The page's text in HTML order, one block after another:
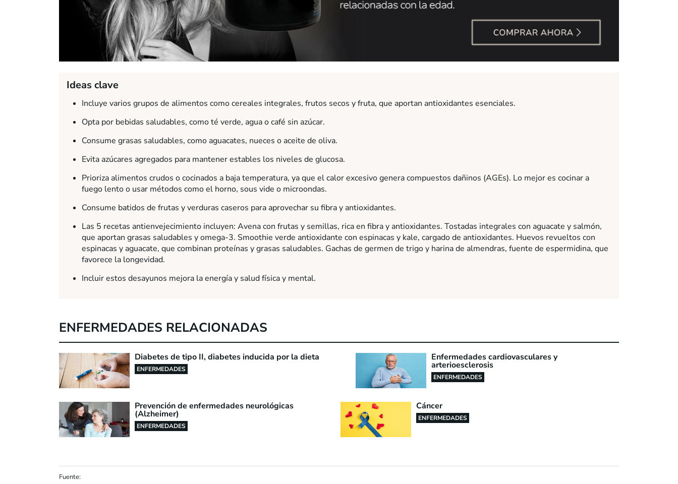
Ideas clave
Incluye varios grupos de alimentos como cereales integrales, frutos secos y fruta, que aportan antioxidantes esenciales.
Opta por bebidas saludables, como té verde, agua o café sin azúcar.
Consume grasas saludables, como aguacates, nueces o aceite de oliva.
Evita azúcares agregados para mantener estables los niveles de glucosa.
Prioriza alimentos crudos o cocinados a baja temperatura, ya que el calor excesivo genera compuestos dañinos (AGEs). Lo mejor es cocinar a
fuego lento o usar métodos como el horno, sous vide o microondas.
Consume batidos de frutas y verduras caseros para aprovechar su fibra y antioxidantes.
Las 5 recetas antienvejecimiento incluyen: Avena con frutas y semillas, rica en fibra y antioxidantes. Tostadas integrales con aguacate y salmón,
que aportan grasas saludables y omega-3. Smoothie verde antioxidante con espinacas y kale, cargado de antioxidantes. Huevos revueltos con
espinacas y aguacate, que combinan proteínas y grasas saludables. Gachas de germen de trigo y harina de almendras, fuente de espermidina, que
favorece la longevidad.
Incluir estos desayunos mejora la energía y salud física y mental.
ENFERMEDADES RELACIONADAS
Diabetes de tipo II, diabetes inducida por la dieta
ENFERMEDADES
Enfermedades cardiovasculares y
arterioesclerosis
ENFERMEDADES
Prevención de enfermedades neurológicas
(Alzheimer)
ENFERMEDADES
Cáncer
ENFERMEDADES
Fuente: